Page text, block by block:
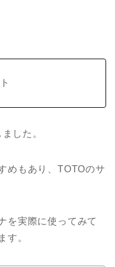
した。
めもあり、TOTOのサ
を実際に使ってみて
す。